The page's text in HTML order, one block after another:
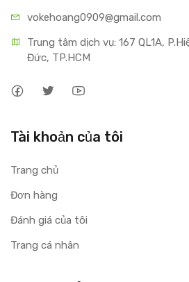
vokehoang0909@gmail.com
Trung tâm dịch vụ: 167 QL1A,
Đức, TP.HCM
Tài khoản của tôi
Trang chủ
Đơn hàng
Đánh giá của tôi
Trang cá nhân